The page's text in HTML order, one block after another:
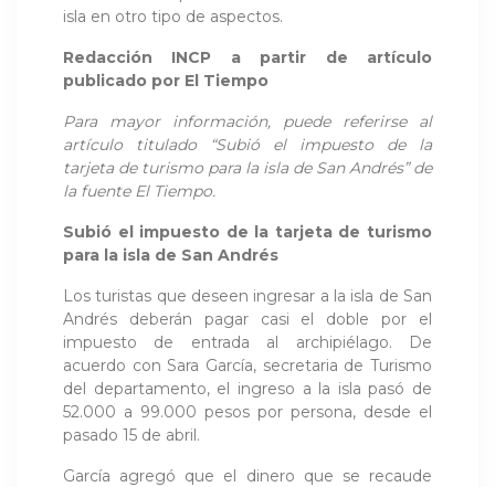
isla en otro tipo de aspectos.
Redacción INCP a partir de artículo
publicado por El Tiempo
Para mayor información, puede referirse al
artículo titulado “Subió el impuesto de la
tarjeta de turismo para la isla de San Andrés” de
la fuente El Tiempo.
Subió el impuesto de la tarjeta de turismo
para la isla de San Andrés
Los turistas que deseen ingresar a la isla de San
Andrés deberán pagar casi el doble por el
impuesto de entrada al archipiélago. De
acuerdo con Sara García, secretaria de Turismo
del departamento, el ingreso a la isla pasó de
52.000 a 99.000 pesos por persona, desde el
pasado 15 de abril.
García agregó que el dinero que se recaude